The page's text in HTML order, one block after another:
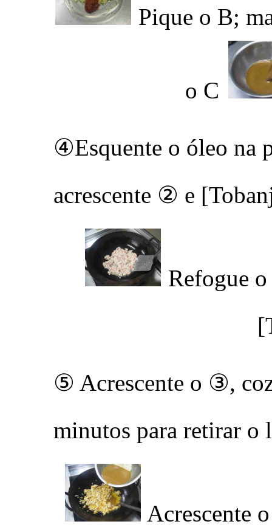
Pique o B;
o C
④Esquente o óleo na
acrescente ② e
Refogue
⑤ Acrescente o ③,
minutos para retirar
Acrescente